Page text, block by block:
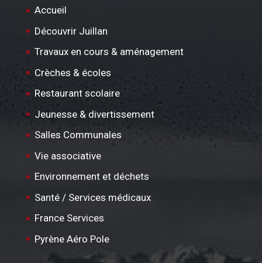
Accueil
Découvrir Juillan
Travaux en cours & aménagement
Crèches & écoles
Restaurant scolaire
Jeunesse & divertissement
Salles Communales
Vie associative
Environnement et déchets
Santé / Services médicaux
France Services
Pyrène Aéro Pole